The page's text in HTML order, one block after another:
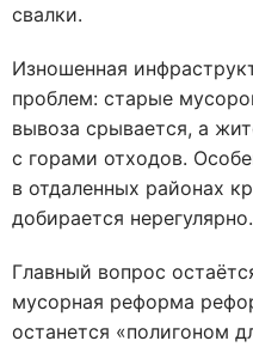
свалки.
Изношенная
проблем: старые
вывоза срывается, а
с горами отходов.
в отдаленных районах
добирается нерегулярно.
Главный вопрос
мусорная реформа
останется «полигоном